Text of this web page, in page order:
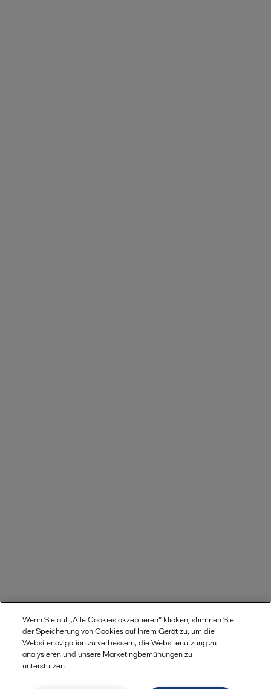
Anwenderbericht zu wasserstoffbasierten
Brennstoffzellen lesen
Wenn Sie auf „Alle Cookies akzeptieren“ klicken, stimmen Sie
der Speicherung von Cookies auf Ihrem Gerät zu, um die
Websitenavigation zu verbessern, die Websitenutzung zu
analysieren und unsere Marketingbemühungen zu
unterstützen.